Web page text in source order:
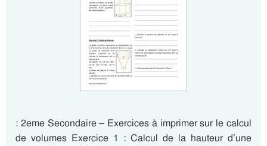
: 2eme Secondaire – Exercices à imprimer sur le calcul
de volumes Exercice 1 : Calcul de la hauteur d’une